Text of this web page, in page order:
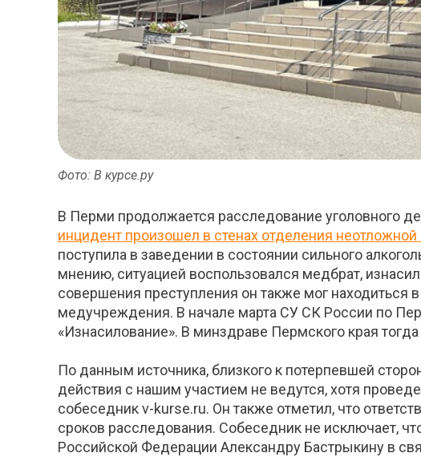
Фото: В курсе.ру
В Перми продолжается расследование уголовного
инцидент произошел в стенах отделения
поступила в заведении в состоянии сильного
мнению, ситуацией воспользовался медбрат,
совершения преступления он также мог находиться
медучреждения. В начале марта СУ СК России по
«Изнасилование». В минздраве Пермского края
По данным источника, близкого к потерпевшей
действия с нашим участием не ведутся, хотя
собеседник v-kurse.ru. Он также отметил, что
сроков расследования. Собеседник не исключает,
Российской Федерации Александру Бастрыкину в